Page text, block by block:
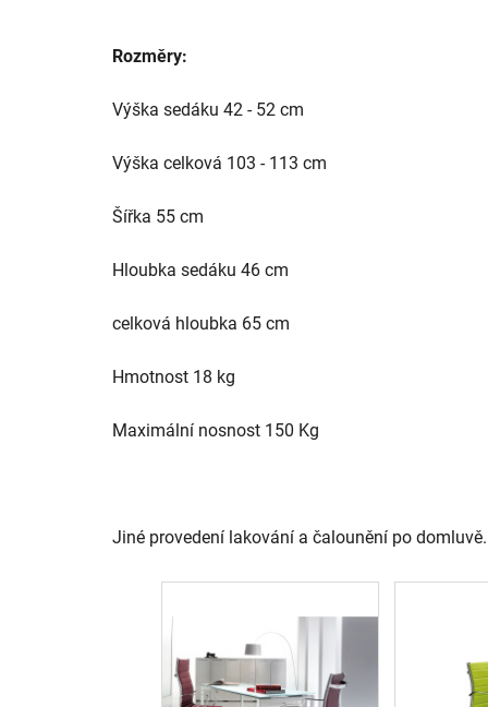
Rozměry:
Výška sedáku 42 - 52 cm
Výška celková 103 - 113 cm
Šířka 55 cm
Hloubka sedáku 46 cm
celková hloubka 65 cm
Hmotnost 18 kg
Maximální nosnost 150 Kg
Jiné provedení lakování a čalounění po domluvě.